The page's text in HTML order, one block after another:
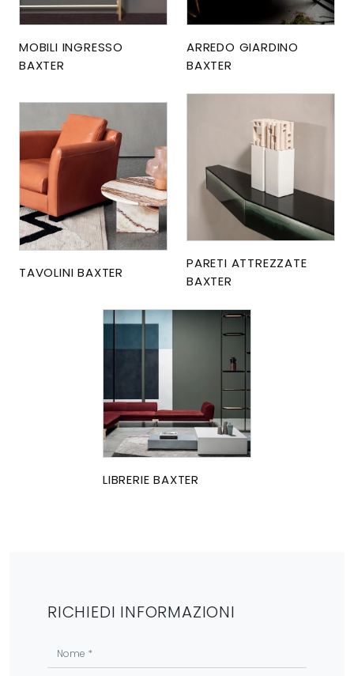
MOBILI INGRESSO
BAXTER
ARREDO GIARDINO
BAXTER
TAVOLINI BAXTER
PARETI ATTREZZATE
BAXTER
LIBRERIE BAXTER
RICHIEDI INFORMAZIONI